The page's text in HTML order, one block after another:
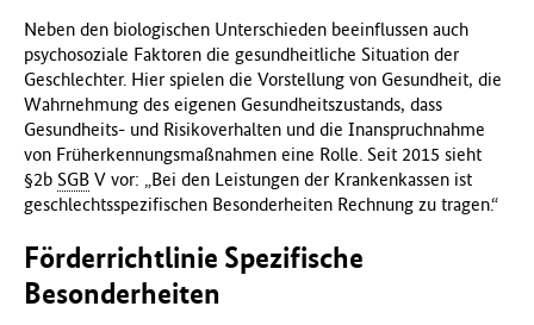
f
ü
r
G
e
s
u
n
h
e
Neben den biologischen Unterschieden beeinflussen auch
psychosoziale Faktoren die gesundheitliche Situation der
Geschlechter. Hier spielen die Vorstellung von Gesundheit, die
Wahrnehmung des eigenen Gesundheitszustands, dass
Gesundheits- und Risikoverhalten und die Inanspruchnahme
von Früherkennungsmaßnahmen eine Rolle. Seit 2015 sieht
§2b SGB V vor: „Bei den Leistungen der Krankenkassen ist
geschlechtsspezifischen Besonderheiten Rechnung zu tragen.“
Förderrichtlinie Spezifische
Besonderheiten